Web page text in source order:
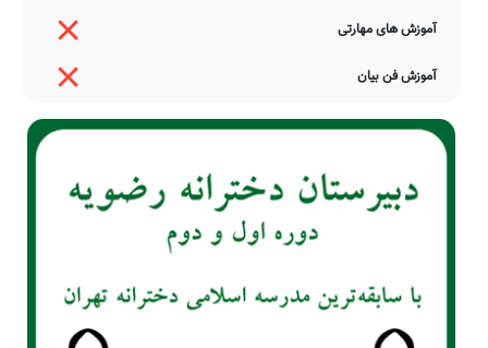
آموزش های مهارتی
آموزش فن بیان